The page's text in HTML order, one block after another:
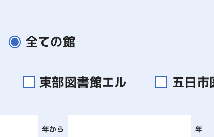
全ての館
東部図書館エル 五日
年から 年